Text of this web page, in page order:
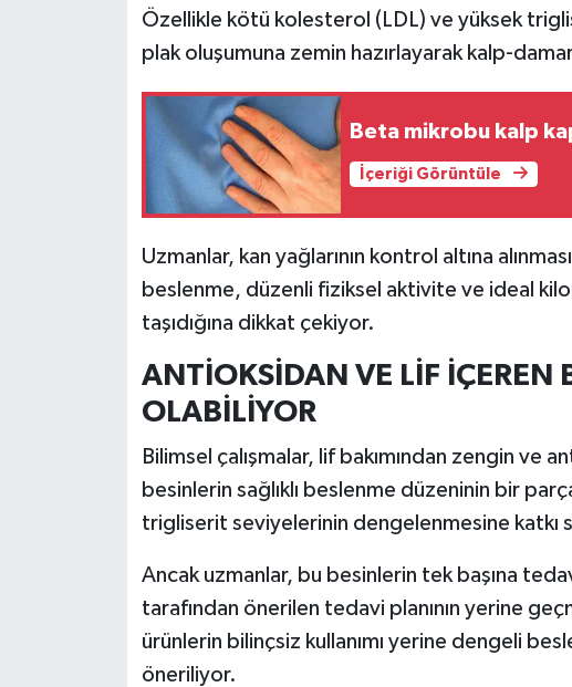
Özellikle kötü kolesterol (LDL) ve yüksek
plak oluşumuna zemin hazırlayarak kalp-
Beta mikrobu kalp
İçeriği Görüntüle
Uzmanlar, kan yağlarının kontrol altına
beslenme, düzenli fiziksel aktivite ve ideal
taşıdığına dikkat çekiyor.
ANTİOKSİDAN VE LİF İÇEREN
OLABİLİYOR
Bilimsel çalışmalar, lif bakımından zengin ve
besinlerin sağlıklı beslenme düzeninin bir
trigliserit seviyelerinin dengelenmesine
Ancak uzmanlar, bu besinlerin tek başına
tarafından önerilen tedavi planının yerine
ürünlerin bilinçsiz kullanımı yerine dengeli
öneriliyor.
Otomobil
Rüya Tabirleri
Teknoloji